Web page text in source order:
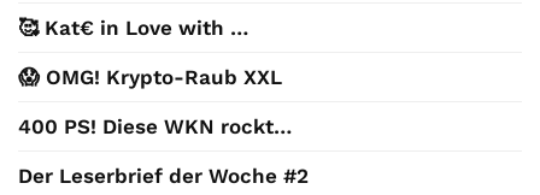
🥰 Kat€ in Love with …
😱 OMG! Krypto-Raub XXL
400 PS! Diese WKN rockt…
Der Leserbrief der Woche #2